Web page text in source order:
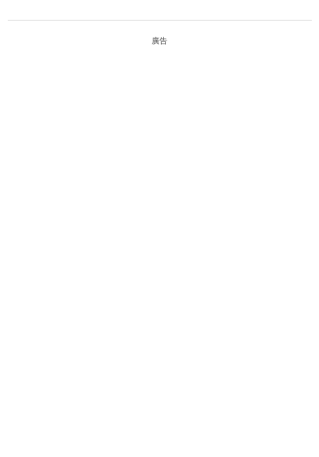
廣告